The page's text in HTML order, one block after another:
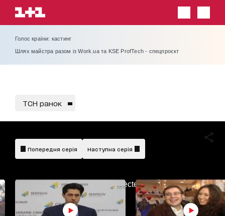
Голос країни: кастинг
Шлях майстра разом із Work.ua та KSE ProfTech - спецпроєкт
ТСН ранок
AdBlockDetected!
Попередня серія Наступна серія